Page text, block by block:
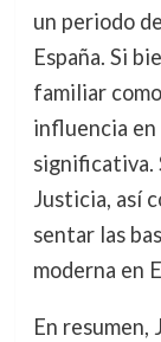
un periodo
España. Si
familiar
influencia
significativa.
Justicia, así
sentar las
moderna en
En resumen,